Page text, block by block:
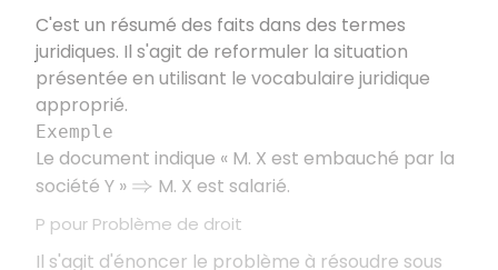
C'est un résumé des faits dans des termes
juridiques. Il s'agit de reformuler la situation
présentée en utilisant le vocabulaire juridique
approprié.
Exemple
Le document indique « M. X est embauché par la
société Y » ⇒ M. X est salarié.
P pour Problème de droit
Il s'agit d'énoncer le problème à résoudre sous